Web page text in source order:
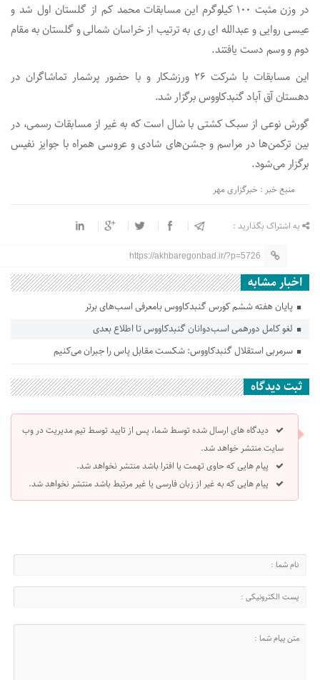
در وزن مثبت ۱۰۰ کیلوگرم این مسابقات محمد کم از گلستان اول شد و
عیسی روایی و عبدالله ای ری به ترتیب از خراسان شمالی و گلستان به مقام
دوم و وسم دست یافتند.
این مسابقات با شرکت ۲۶ ورزشکار و با حضور پرشمار تماشاگران در
دهستان آق آباد گنبدکاووس برگزار شد.
گورش نوعی از سبک کشتی با شال است که به غیر از مسابقات رسمی، در
بین ترکمن‌ها در مراسم و جشن‌های شادی و عروسی همراه با جوایز نفیس
برگزار می‌شود.
منبع خبر : خبرگزاری مهر
به اشتراک بگذارید :
https://akhbaregonbad.ir/?p=5726
اخبار مشابه
پایان هفته ششم کورس گنبدکاووس بامعرفی اسب‌های برتر
لغو کامل دورهمی اسب‌دوانان گنبدکاووس تا اطلاع بعدی
سرمربی استقلال گنبدکاووس: شکست مقابل پاس را جبران می‌کنیم
ثبت دیدگاه
دیدگاه های ارسال شده توسط شما، پس از تایید توسط تیم مدیریت در وب
سایت منتشر خواهد شد.
پیام هایی که حاوی تهمت یا افترا باشد منتشر نخواهد شد.
پیام هایی که به غیر از زبان فارسی یا غیر مرتبط باشد منتشر نخواهد شد.